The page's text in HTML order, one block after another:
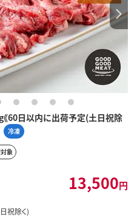
《60日以内に出荷予定(土日祝除
冷凍
5 6 7 8 9
対象
13,500円
祝除く)